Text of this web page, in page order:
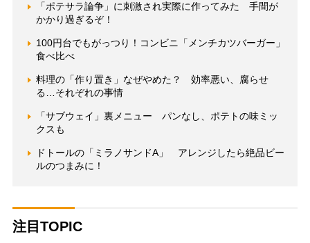
「ポテサラ論争」に刺激され実際に作ってみた 手間が
かかり過ぎるぞ！
100円台でもがっつり！コンビニ「メンチカツバーガー」
食べ比べ
料理の「作り置き」なぜやめた？ 効率悪い、腐らせ
る…それぞれの事情
「サブウェイ」裏メニュー パンなし、ポテトの味ミッ
クスも
ドトールの「ミラノサンドA」 アレンジしたら絶品ビー
ルのつまみに！
注目TOPIC